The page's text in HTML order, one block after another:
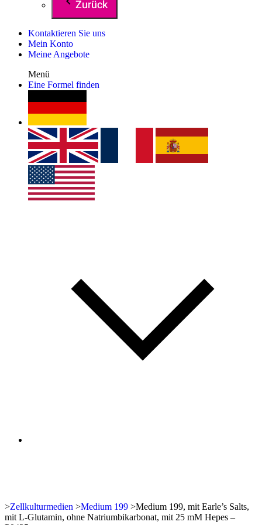
Zurück
Kontaktieren Sie uns
Mein Konto
Meine Angebote
Menü
Eine Formel finden
>Zellkulturmedien >Medium 199 >Medium 199, mit Earle’s Salts,
mit L-Glutamin, ohne Natriumbikarbonat, mit 25 mM Hepes –